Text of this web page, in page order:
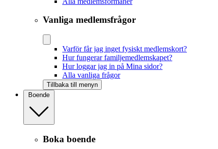
Vanliga medlemsfrågor
Varför får jag inget fysiskt medlemskort?
Hur fungerar familjemedlemskapet?
Hur loggar jag in på Mina sidor?
Alla vanliga frågor
Tillbaka till menyn
Boende
Boka boende